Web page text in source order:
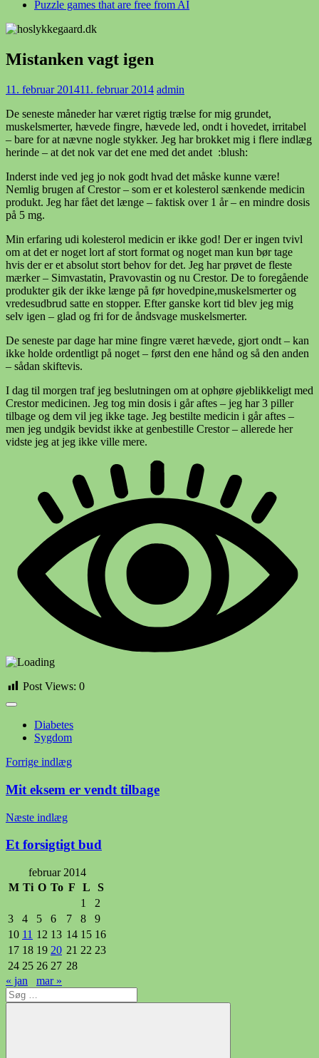
Puzzle games that are free from AI
Mistanken vagt igen
11. februar 201411. februar 2014 admin
De seneste måneder har været rigtig trælse for mig grundet,
muskelsmerter, hævede fingre, hævede led, ondt i hovedet, irritabel
– bare for at nævne nogle stykker. Jeg har brokket mig i flere indlæg
herinde – at det nok var det ene med det andet :blush:
Inderst inde ved jeg jo nok godt hvad det måske kunne være!
Nemlig brugen af Crestor – som er et kolesterol sænkende medicin
produkt. Jeg har fået det længe – faktisk over 1 år – en mindre dosis
på 5 mg.
Min erfaring udi kolesterol medicin er ikke god! Der er ingen tvivl
om at det er noget lort af stort format og noget man kun bør tage
hvis der er et absolut stort behov for det. Jeg har prøvet de fleste
mærker – Simvastatin, Pravovastin og nu Crestor. De to foregående
produkter gik der ikke længe på før hovedpine,muskelsmerter og
vredesudbrud satte en stopper. Efter ganske kort tid blev jeg mig
selv igen – glad og fri for de åndsvage muskelsmerter.
De seneste par dage har mine fingre været hævede, gjort ondt – kan
ikke holde ordentligt på noget – først den ene hånd og så den anden
– sådan skiftevis.
I dag til morgen traf jeg beslutningen om at ophøre øjeblikkeligt med
Crestor medicinen. Jeg tog min dosis i går aftes – jeg har 3 piller
tilbage og dem vil jeg ikke tage. Jeg bestilte medicin i går aftes –
men jeg undgik bevidst ikke at genbestille Crestor – allerede her
vidste jeg at jeg ikke ville mere.
Post Views: 0
Diabetes
Sygdom
Indlægsnavigation
Forrige indlæg
Mit eksem er vendt tilbage
Næste indlæg
Et forsigtigt bud
februar 2014
M Ti O To F L
S
1
2
3
4 5 6 7 8
9
10 11 12 13 14 15 16
17 18 19 20 21 22 23
24 25 26 27 28
« jan
mar »
Søg
efter: